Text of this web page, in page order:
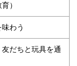
）
わう
だちと玩具を通